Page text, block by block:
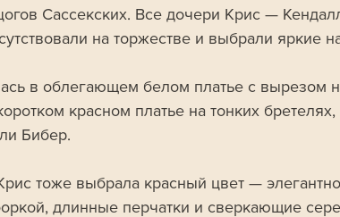
Сассекских. Все дочери Крис —
на торжестве и выбрали яркие
в облегающем белом платье с вырезом
красном платье на тонких бретелях,
Бибер.
тоже выбрала красный цвет —
длинные перчатки и сверкающие